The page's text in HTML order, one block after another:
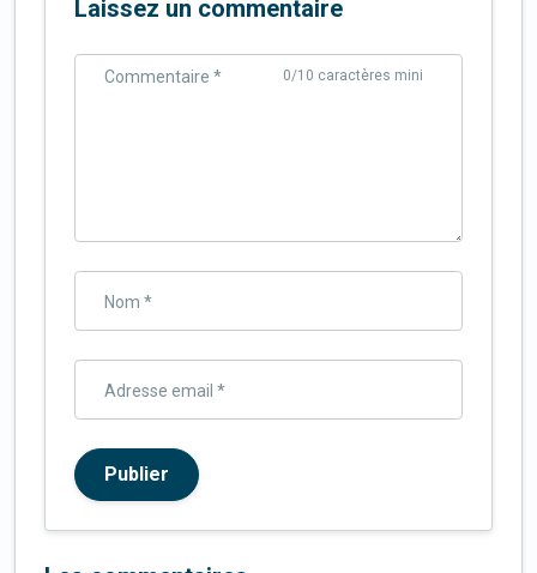
Laissez un commentaire
Commentaire * 0/10 caractères mini
Nom *
Adresse email *
Publier